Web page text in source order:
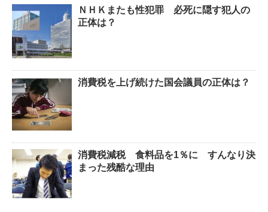
ＮＨＫまたも性犯罪 必死に隠す犯人の
正体は？
消費税を上げ続けた国会議員の正体は？
消費税減税 食料品を1％に すんなり決
まった残酷な理由